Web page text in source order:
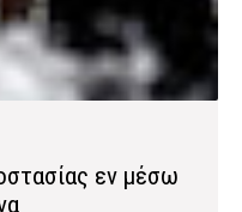
εν μέσω